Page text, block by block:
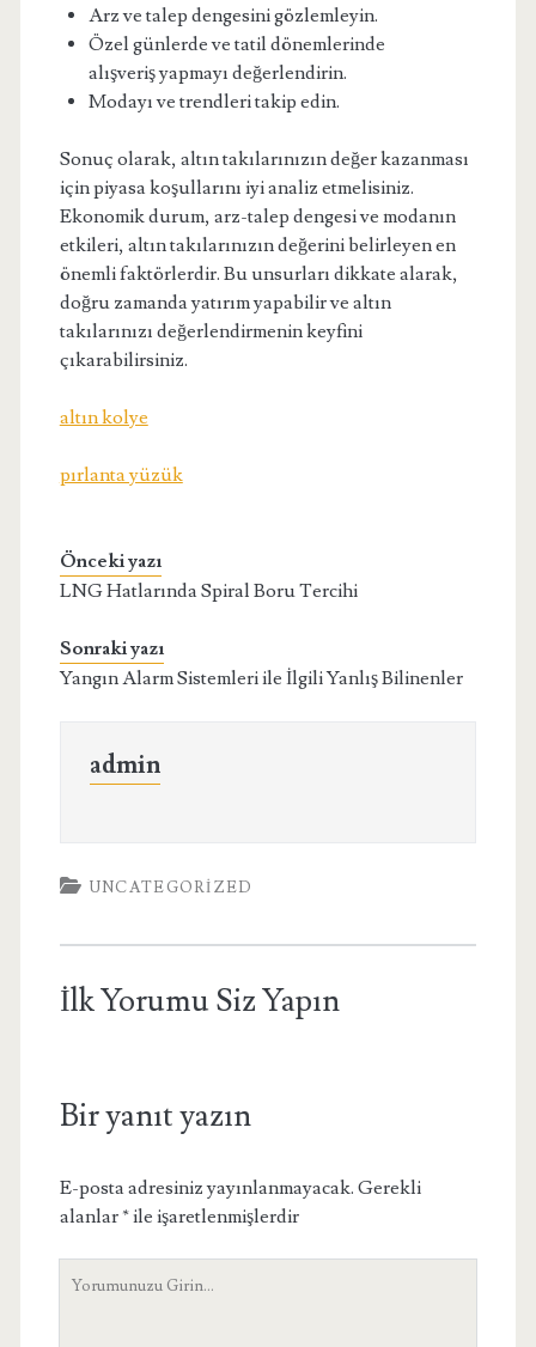
Arz ve talep dengesini gözlemleyin.
Özel günlerde ve tatil dönemlerinde
alışveriş yapmayı değerlendirin.
Modayı ve trendleri takip edin.
Sonuç olarak, altın takılarınızın değer kazanması
için piyasa koşullarını iyi analiz etmelisiniz.
Ekonomik durum, arz-talep dengesi ve modanın
etkileri, altın takılarınızın değerini belirleyen en
önemli faktörlerdir. Bu unsurları dikkate alarak,
doğru zamanda yatırım yapabilir ve altın
takılarınızı değerlendirmenin keyfini
çıkarabilirsiniz.
altın kolye
pırlanta yüzük
Önceki yazı
LNG Hatlarında Spiral Boru Tercihi
Sonraki yazı
Yangın Alarm Sistemleri ile İlgili Yanlış Bilinenler
admin
UNCATEGORIZED
İlk Yorumu Siz Yapın
Bir yanıt yazın
E-posta adresiniz yayınlanmayacak. Gerekli
alanlar*ile işaretlenmişlerdir
Yorumunuz